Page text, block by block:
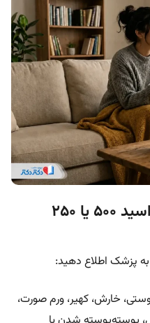
عوارض مصرف مفنامیک اسید 500 یا 250
پزشک اطلاع دهید:
خارش، کهیر، ورم صورت،